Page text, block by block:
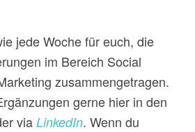
jede Woche für euch, die
im Bereich Social
zusammengetragen.
gerne hier in den
via LinkedIn. Wenn du